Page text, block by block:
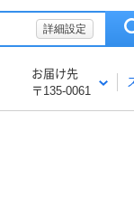
詳細設定
お届け先
〒135-0061